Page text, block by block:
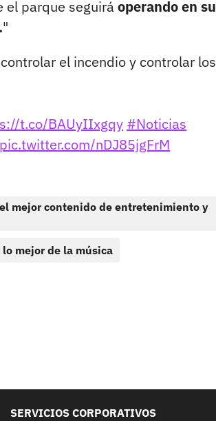
el parque seguirá operando en su
"
el incendio y controlar
t.co/BAUyIIxgqy #Noticias
pic.twitter.com/nDJ85jgFrM
mejor contenido de entretenimiento y
mejor de la música
SERVICIOS CORPORATIVOS